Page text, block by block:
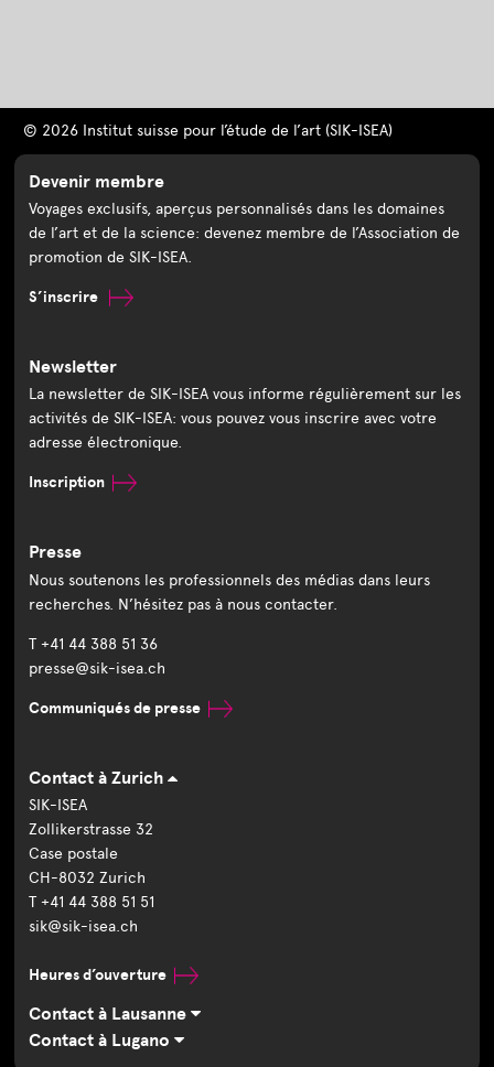
© 2026 Institut suisse pour l’étude de l’art (SIK-ISEA)
Devenir membre
Voyages exclusifs, aperçus personnalisés dans les domaines
de l’art et de la science: devenez membre de l’Association de
promotion de SIK-ISEA.
S’inscrire
Newsletter
La newsletter de SIK-ISEA vous informe régulièrement sur les
activités de SIK-ISEA: vous pouvez vous inscrire avec votre
adresse électronique.
Inscription
Presse
Nous soutenons les professionnels des médias dans leurs
recherches. N’hésitez pas à nous contacter.
T +41 44 388 51 36
presse@sik-isea.ch
Communiqués de presse
Contact à Zurich
SIK-ISEA
Zollikerstrasse 32
Case postale
CH-8032 Zurich
T +41 44 388 51 51
sik@sik-isea.ch
Heures d’ouverture
Contact à Lausanne
Contact à Lugano